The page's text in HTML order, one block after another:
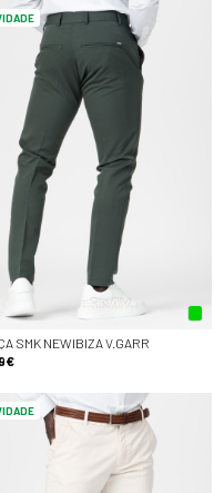
SMK NEWIBIZA V.GARR